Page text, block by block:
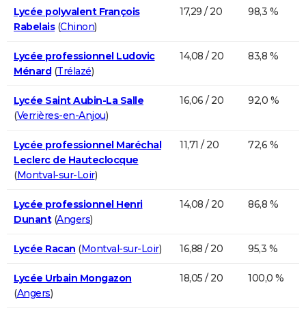
Lycée polyvalent François
Rabelais(Chinon)
17,29 / 20 98,3 %
Lycée professionnel Ludovic
Ménard(Trélazé)
14,08 / 20 83,8 %
Lycée Saint Aubin-La Salle
(Verrières-en-Anjou)
16,06 / 20 92,0 %
Lycée professionnel Maréchal
Leclerc de Hauteclocque
(Montval-sur-Loir)
11,71 / 20 72,6 %
Lycée professionnel Henri
Dunant(Angers)
14,08 / 20 86,8 %
Lycée Racan (Montval-sur-Loir) 16,88 / 20 95,3 %
Lycée Urbain Mongazon
(Angers)
18,05 / 20 100,0 %